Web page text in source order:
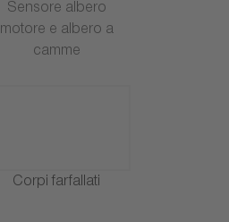
Sensore albero
motore e albero a
camme
Corpi farfallati